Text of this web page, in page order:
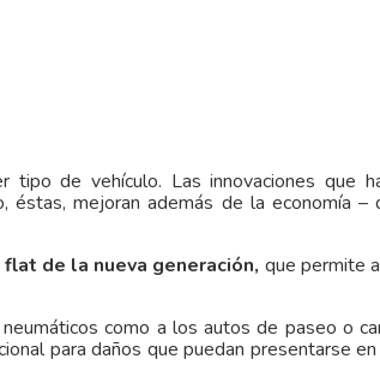
tipo de vehículo. Las innovaciones que
éstas, mejoran además de la economía –
de la nueva generación, que permite
como a los autos de paseo o
para daños que puedan presentarse